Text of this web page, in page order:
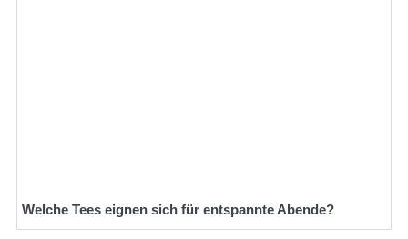
Welche Tees eignen sich für entspannte Abende?